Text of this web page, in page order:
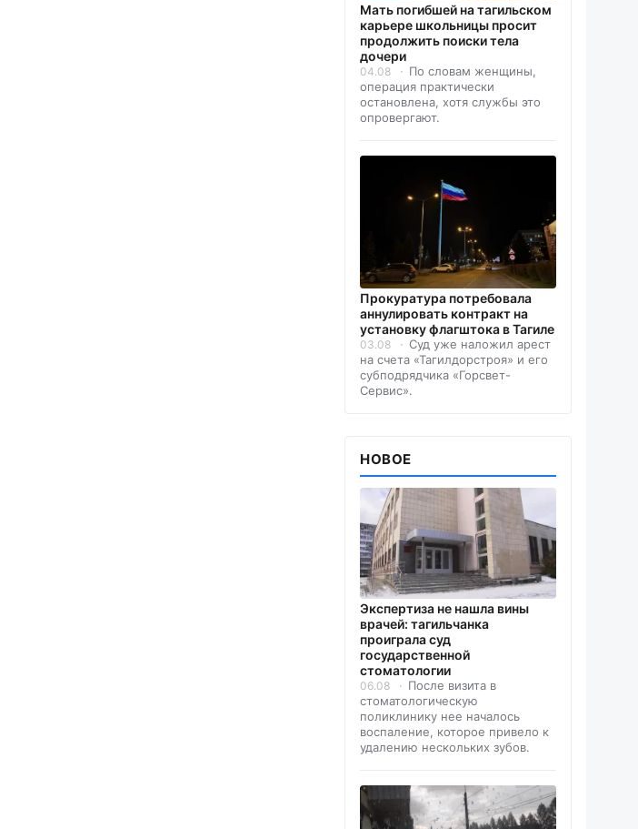
Мать погибшей на тагильском
карьере школьницы просит
продолжить поиски тела
дочери
04.08
По словам женщины,
операция практически
остановлена, хотя службы это
опровергают.
Прокуратура потребовала
аннулировать контракт на
установку флагштока в Тагиле
03.08
Суд уже наложил арест
на счета «Тагилдорстроя» и его
субподрядчика «Горсвет-
Сервис».
НОВОЕ
Экспертиза не нашла вины
врачей: тагильчанка
проиграла суд
государственной
стоматологии
06.08
После визита в
стоматологическую
поликлинику нее началось
воспаление, которое привело к
удалению нескольких зубов.